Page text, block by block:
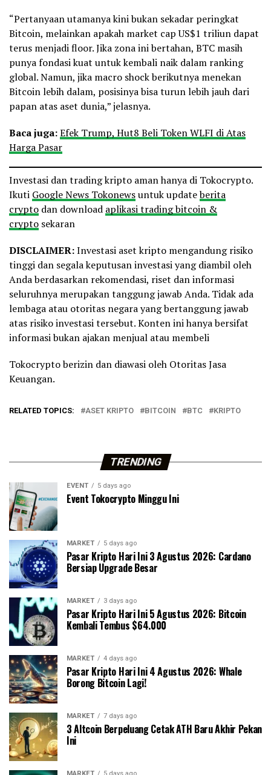
“Pertanyaan utamanya kini bukan sekadar peringkat
Bitcoin, melainkan apakah market cap US$1 triliun dapat
terus menjadi floor. Jika zona ini bertahan, BTC masih
punya fondasi kuat untuk kembali naik dalam ranking
global. Namun, jika macro shock berikutnya menekan
Bitcoin lebih dalam, posisinya bisa turun lebih jauh dari
papan atas aset dunia,” jelasnya.
Baca juga:Efek Trump, Hut8 Beli Token WLFI di Atas
Harga Pasar
Investasi dan trading kripto aman hanya di Tokocrypto.
Ikuti Google News Tokonewsuntuk updateberita
crypto dan download aplikasi trading bitcoin &
crypto sekaran
DISCLAIMER:Investasi aset kripto mengandung risiko
tinggi dan segala keputusan investasi yang diambil oleh
Anda berdasarkan rekomendasi, riset dan informasi
seluruhnya merupakan tanggung jawab Anda. Tidak ada
lembaga atau otoritas negara yang bertanggung jawab
atas risiko investasi tersebut. Konten ini hanya bersifat
informasi bukan ajakan menjual atau membeli
Tokocrypto berizin dan diawasi oleh Otoritas Jasa
Keuangan.
RELATED TOPICS: ASET KRIPTO BITCOIN BTC KRIPTO
TRENDING
EVENT 5 days ago
Event Tokocrypto Minggu Ini
MARKET 5 days ago
Pasar Kripto Hari Ini 3 Agustus 2026: Cardano
Bersiap Upgrade Besar
MARKET 3 days ago
Pasar Kripto Hari Ini 5 Agustus 2026: Bitcoin
Kembali Tembus $64.000
MARKET 4 days ago
Pasar Kripto Hari Ini 4 Agustus 2026: Whale
Borong Bitcoin Lagi!
MARKET 7 days ago
3 Altcoin Berpeluang Cetak ATH Baru Akhir Pekan
Ini